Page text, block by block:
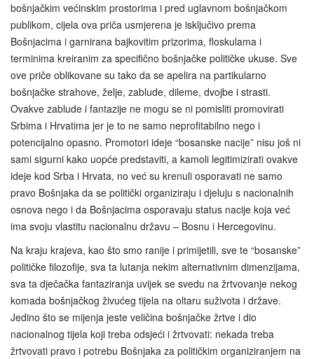
bošnjačkim većinskim prostorima i pred uglavnom bošnjačkom
publikom, cijela ova priča usmjerena je isključivo prema
Bošnjacima i garnirana bajkovitim prizorima, floskulama i
terminima kreiranim za specifično bošnjačke političke ukuse. Sve
ove priče oblikovane su tako da se apelira na partikularno
bošnjačke strahove, želje, zablude, dileme, dvojbe i strasti.
Ovakve zablude i fantazije ne mogu se ni pomisliti promovirati
Srbima i Hrvatima jer je to ne samo neprofitabilno nego i
potencijalno opasno. Promotori ideje “bosanske nacije” nisu još ni
sami sigurni kako uopće predstaviti, a kamoli legitimizirati ovakve
ideje kod Srba i Hrvata, no već su krenuli osporavati ne samo
pravo Bošnjaka da se politički organiziraju i djeluju s nacionalnih
osnova nego i da Bošnjacima osporavaju status nacije koja već
ima svoju vlastitu nacionalnu državu – Bosnu i Hercegovinu.
Na kraju krajeva, kao što smo ranije i primijetili, sve te “bosanske”
političke filozofije, sva ta lutanja nekim alternativnim dimenzijama,
sva ta dječačka fantaziranja uvijek se svedu na žrtvovanje nekog
komada bošnjačkog živućeg tijela na oltaru suživota i države.
Jedino što se mijenja jeste veličina bošnjačke žrtve i dio
nacionalnog tijela koji treba odsjeći i žrtvovati: nekada treba
žrtvovati pravo i potrebu Bošnjaka za političkim organiziranjem na